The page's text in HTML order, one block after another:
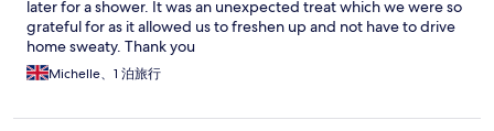
later for a shower. It was an unexpected treat which we were so
grateful for as it allowed us to freshen up and not have to drive
home sweaty. Thank you
Michelle、1 泊旅行